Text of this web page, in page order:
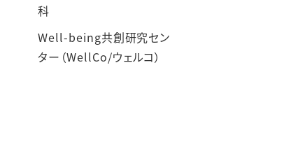
科
Well-being共創研究セン
ター（WellCo/ウェルコ）